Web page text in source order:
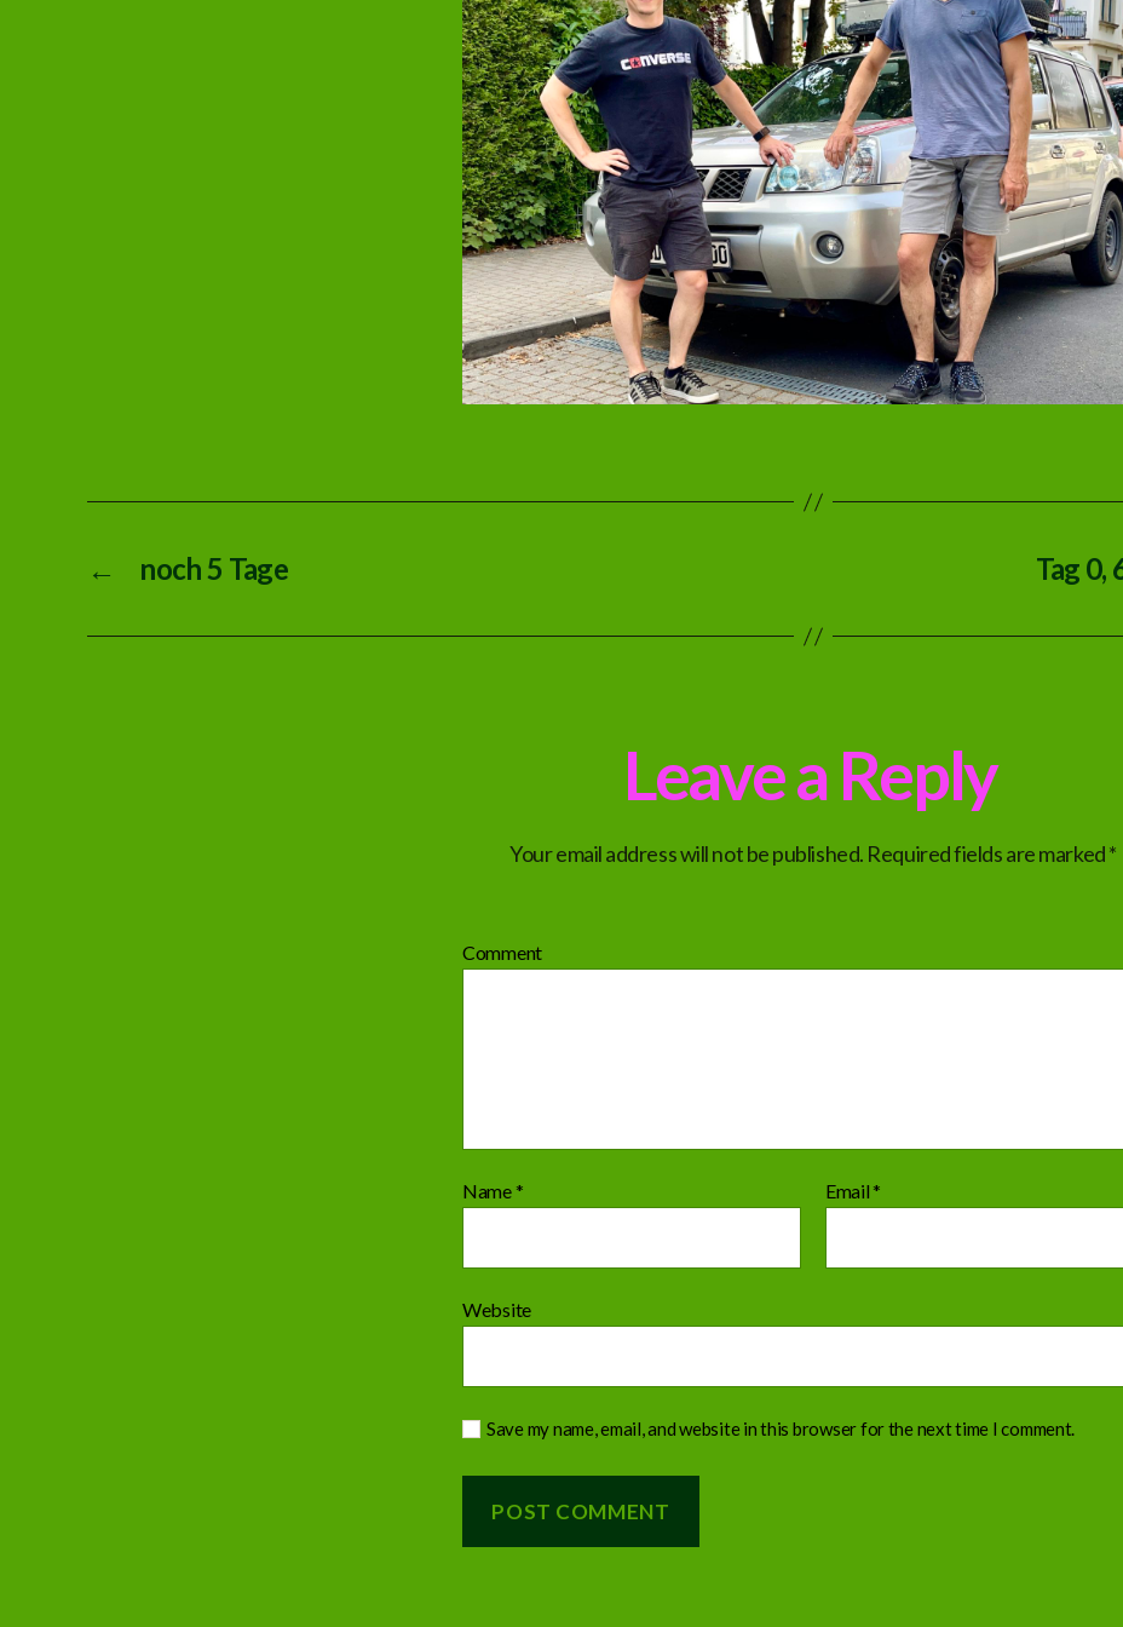
← noch 5 Tage Tag 0,
Leave a Reply
Your email address will not be published. Required fields are marked*
Comment
Name* Email*
Website
Save my name, email, and website in this browser for the next time I comment.